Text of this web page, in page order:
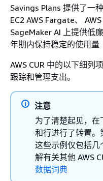
Savings Plans 提供了一
EC2 AWS Fargate、
SageMaker AI 上提供低
年期内保持稳定的使用量
AWS CUR 中的以下细列
跟踪和管理支出。
注意
为了清楚起见，在
和行进行了转置。
这些示例仅包括几
解有关其他 AWS
数据词典